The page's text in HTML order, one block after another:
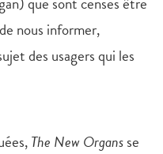
nous informer,
des usagers qui les
The New Organsse